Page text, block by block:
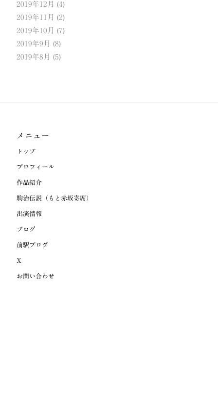
2019年12月 (4)
2019年11月 (2)
2019年10月 (7)
2019年9月 (8)
2019年8月 (5)
メニュー
トップ
プロフィール
作品紹介
駒治伝説（もと赤坂寄席）
出演情報
ブログ
前駅ブログ
X
お問い合わせ